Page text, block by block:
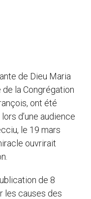
de Dieu Maria
la Congrégation
ont été
d’une audience
le 19 mars
ouvrirait
de 8
les causes des